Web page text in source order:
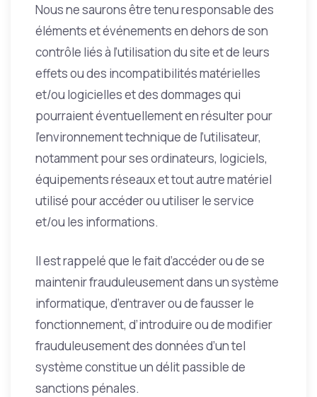
Nous ne saurons être tenu responsable des
éléments et événements en dehors de son
contrôle liés à l’utilisation du site et de leurs
effets ou des incompatibilités matérielles
et/ou logicielles et des dommages qui
pourraient éventuellement en résulter pour
l’environnement technique de l’utilisateur,
notamment pour ses ordinateurs, logiciels,
équipements réseaux et tout autre matériel
utilisé pour accéder ou utiliser le service
et/ou les informations.
Il est rappelé que le fait d’accéder ou de se
maintenir frauduleusement dans un système
informatique, d’entraver ou de fausser le
fonctionnement, d’introduire ou de modifier
frauduleusement des données d’un tel
système constitue un délit passible de
sanctions pénales.